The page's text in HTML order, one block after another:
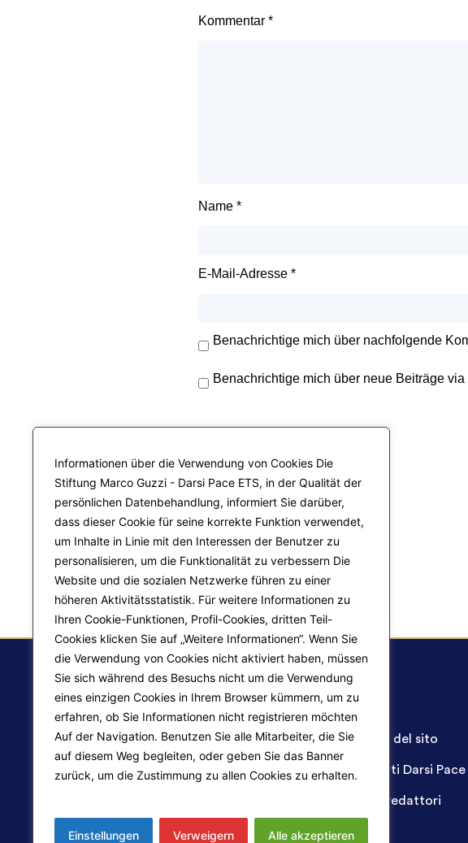
Informationen über die Verwendung von Cookies Die
Stiftung Marco Guzzi - Darsi Pace ETS, in der Qualität der
persönlichen Datenbehandlung, informiert Sie darüber,
dass dieser Cookie für seine korrekte Funktion verwendet,
um Inhalte in Linie mit den Interessen der Benutzer zu
personalisieren, um die Funktionalität zu verbessern Die
Website und die sozialen Netzwerke führen zu einer
höheren Aktivitätsstatistik. Für weitere Informationen zu
Ihren Cookie-Funktionen, Profil-Cookies, dritten Teil-
Cookies klicken Sie auf „Weitere Informationen“. Wenn Sie
die Verwendung von Cookies nicht aktiviert haben, müssen
Sie sich während des Besuchs nicht um die Verwendung
eines einzigen Cookies in Ihrem Browser kümmern, um zu
erfahren, ob Sie Informationen nicht registrieren möchten
Auf der Navigation. Benutzen Sie alle Mitarbeiter, die Sie
auf diesem Weg begleiten, oder geben Sie das Banner
zurück, um die Zustimmung zu allen Cookies zu erhalten.
Einstellungen Verweigern Alle akzeptieren
Kommentar *
Name *
E-Mail-Adresse *
Benachrichtige mich über nachfolgende
Benachrichtige mich über neue Beiträge via
Liberazione interiore
Mappa del sito
Progetti Darsi Pace
Login redattori